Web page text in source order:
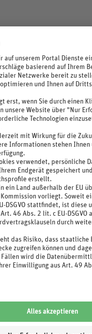
und
des Transports
Bettwäschewechsel (1 x
wöchentlich)